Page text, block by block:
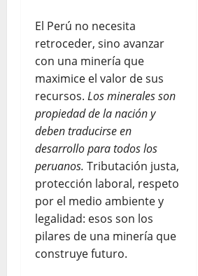
El Perú no necesita
retroceder, sino avanzar
con una minería que
maximice el valor de sus
recursos. Los minerales son
propiedad de la nación y
deben traducirse en
desarrollo para todos los
peruanos. Tributación justa,
protección laboral, respeto
por el medio ambiente y
legalidad: esos son los
pilares de una minería que
construye futuro.